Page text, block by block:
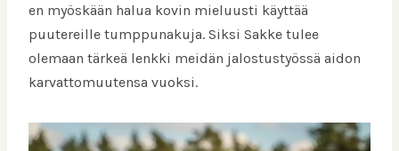
en myöskään halua kovin mieluusti käyttää
puutereille tumppunakuja. Siksi Sakke tulee
olemaan tärkeä lenkki meidän jalostustyössä aidon
karvattomuutensa vuoksi.